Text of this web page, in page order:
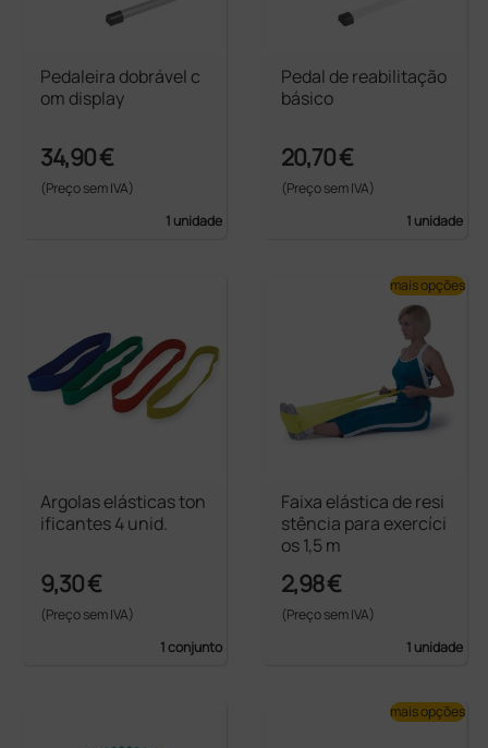
Pedaleira dobrável c
om display
34,90 €
(Preço sem IVA)
1 unidade
Pedal de reabilitação
básico
20,70 €
(Preço sem IVA)
1 unidade
Argolas elásticas ton
ificantes 4 unid.
9,30 €
(Preço sem IVA)
1 conjunto
Faixa elástica de resi
stência para exercíci
os 1,5 m
2,98 €
(Preço sem IVA)
1 unidade
mais opções
mais opções